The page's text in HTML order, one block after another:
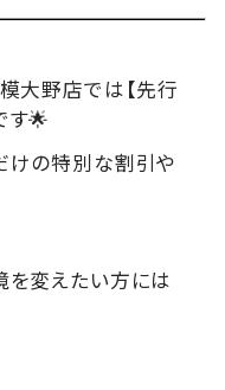
大野店では【先行
す🌟
けの特別な割引や
を変えたい方には